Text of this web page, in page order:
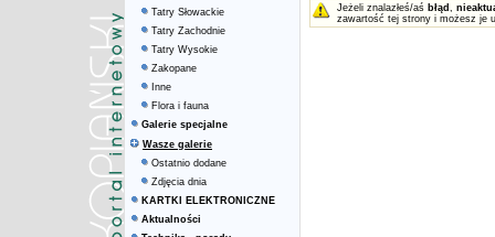
Tatry Słowackie
Tatry Zachodnie
Tatry Wysokie
Zakopane
Inne
Flora i fauna
Galerie specjalne
Wasze galerie
Ostatnio dodane
Zdjęcia dnia
KARTKI ELEKTRONICZNE
Aktualności
Jeżeli znalazłeś/aś błąd ,
zawartość tej strony i możesz je